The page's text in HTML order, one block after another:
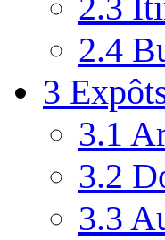
2.4
3
3.1
3.2
3.3